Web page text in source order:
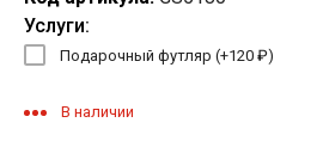
Услуги:
Подарочный футляр (+120 ₽)
В наличии